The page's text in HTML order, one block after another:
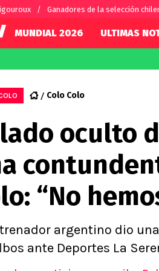
Ganadores de la selección
Chilena
de Chile
Católica
Nacional
B
División
Chile
Chile
Femenino
Alexis
Carlos
MUNDIAL 2026 ULTIMAS
Colo Colo
oculto
“No
argentino dio
ante Deportes La